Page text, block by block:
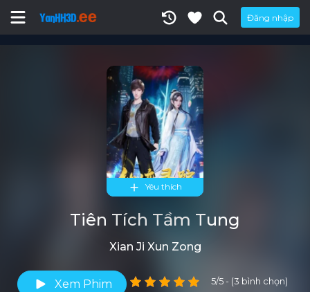
Đăng nhập
Yêu thích
Tiên Tích Tầm Tung
Xian Ji Xun Zong
Xem Phim 5/5 - (3 bình chọn)